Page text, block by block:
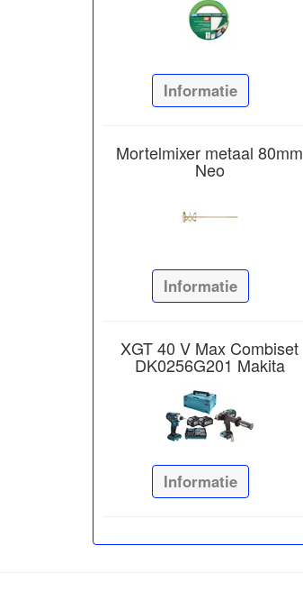
Informatie
Mortelmixer metaal 80mm
Neo
Informatie
XGT 40 V Max Combiset
DK0256G201 Makita
Informatie